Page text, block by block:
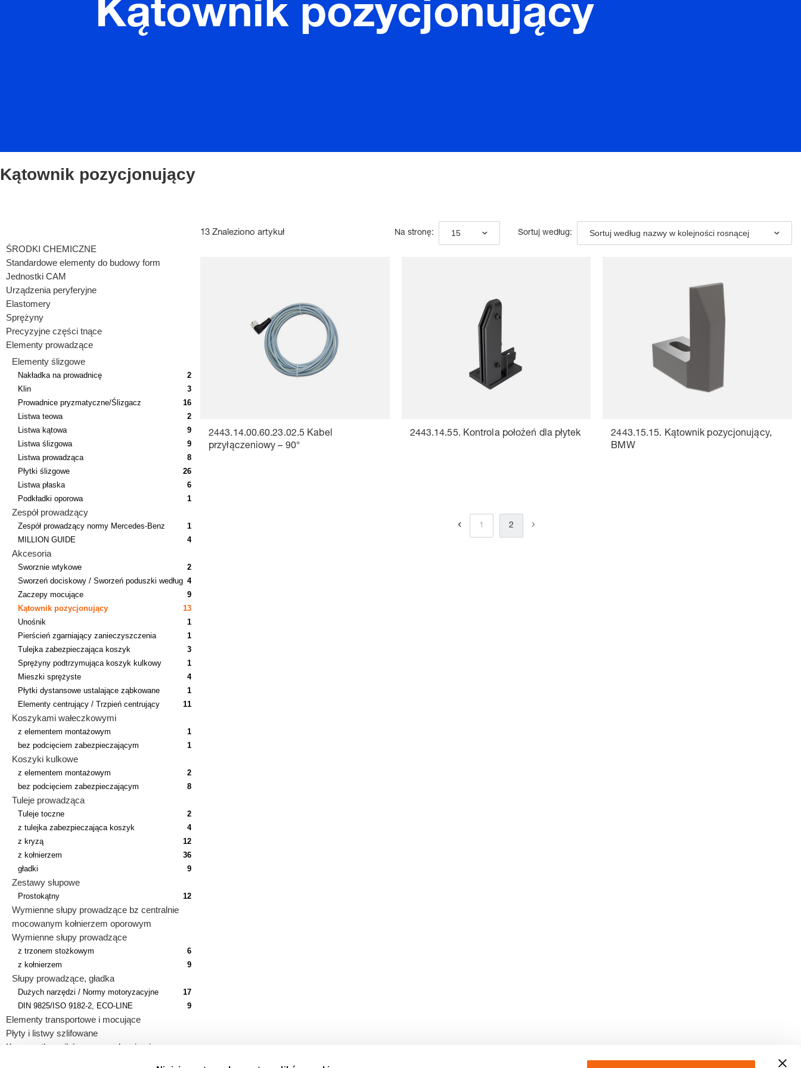
Kątownik pozycjonujący
Kątownik pozycjonujący
ŚRODKI CHEMICZNE
Standardowe elementy do budowy form
Jednostki CAM
Urządzenia peryferyjne
Elastomery
Sprężyny
Precyzyjne części tnące
Elementy prowadzące
Elementy ślizgowe
Nakładka na prowadnicę
2
Klin
3
Prowadnice pryzmatyczne/Ślizgacz
16
Listwa teowa
2
Listwa kątowa
9
Listwa ślizgowa
9
Listwa prowadząca
8
Płytki ślizgowe
26
Listwa płaska
6
Podkładki oporowa
1
Zespół prowadzący
Zespół prowadzący normy Mercedes-Benz
1
MILLION GUIDE
4
Akcesoria
Sworznie wtykowe
2
Sworzeń dociskowy / Sworzeń poduszki według 4
Zaczepy mocujące
9
Kątownik pozycjonujący
13
Unośnik
1
Pierścień zgarniający zanieczyszczenia
1
Tulejka zabezpieczająca koszyk
3
Sprężyny podtrzymująca koszyk kulkowy
1
Mieszki sprężyste
4
Płytki dystansowe ustalające ząbkowane
1
Elementy centrujący / Trzpień centrujący
11
Koszykami wałeczkowymi
z elementem montażowym
1
bez podcięciem zabezpieczającym
1
Koszyki kulkowe
z elementem montażowym
2
bez podcięciem zabezpieczającym
8
Tuleje prowadząca
Tuleje toczne
2
z tulejka zabezpieczająca koszyk
4
z kryzą
12
z kołnierzem
36
gładki
9
Zestawy słupowe
Prostokątny 12
Wymienne słupy prowadzące bz centralnie
mocowanym kołnierzem oporowym
Wymienne słupy prowadzące
z trzonem stożkowym
6
z kołnierzem
9
Słupy prowadzące, gładka
Dużych narzędzi / Normy motoryzacyjne
17
DIN 9825/ISO 9182-2, ECO-LINE
9
Elementy transportowe i mocujące
Płyty i listwy szlifowane
Korpusy tłoczników z prowadzeniami
13 Znaleziono artykuł Na stronę: 15 Sortuj według: Sortuj według nazwy w kolejności rosnącej
2443.14.00.60.23.02.5 Kabel
przyłączeniowy – 90°
2443.14.55. Kontrola położeń dla płytek
2443.15.15. Kątownik pozycjonujący,
BMW
1 2